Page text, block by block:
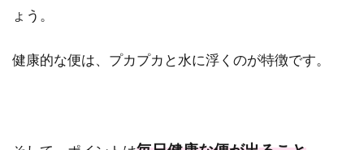
ょう。
健康的な便は、プカプカと水に浮くのが特徴です。